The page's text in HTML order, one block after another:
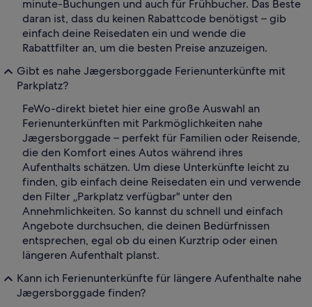
minute-Buchungen und auch für Frühbucher. Das Beste
daran ist, dass du keinen Rabattcode benötigst – gib
einfach deine Reisedaten ein und wende die
Rabattfilter an, um die besten Preise anzuzeigen.
Gibt es nahe Jægersborggade Ferienunterkünfte mit
Parkplatz?
FeWo-direkt bietet hier eine große Auswahl an
Ferienunterkünften mit Parkmöglichkeiten nahe
Jægersborggade – perfekt für Familien oder Reisende,
die den Komfort eines Autos während ihres
Aufenthalts schätzen. Um diese Unterkünfte leicht zu
finden, gib einfach deine Reisedaten ein und verwende
den Filter „Parkplatz verfügbar" unter den
Annehmlichkeiten. So kannst du schnell und einfach
Angebote durchsuchen, die deinen Bedürfnissen
entsprechen, egal ob du einen Kurztrip oder einen
längeren Aufenthalt planst.
Kann ich Ferienunterkünfte für längere Aufenthalte nahe
Jægersborggade finden?